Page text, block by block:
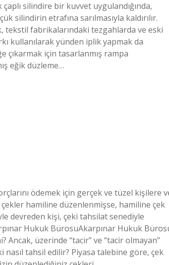
silindire bir kuvvet uygulandığında,
silindirin etrafına sarılmasıyla kaldırılır.
tekstil fabrikalarındaki tezgahlarda ve eski
kullanılarak yünden iplik yapmak da
çıkarmak için tasarlanmış rampa
eğik düzleme…
ödemek için gerçek ve tüzel kişilere
hamiline düzenlenmişse, hamiline çek
devreden kişi, çeki tahsilat senediyle
Hukuk BürosuAkarpınar Hukuk
Ancak, üzerinde “tacir” ve “tacir olmayan”
nasıl tahsil edilir? Piyasa talebine göre, çek